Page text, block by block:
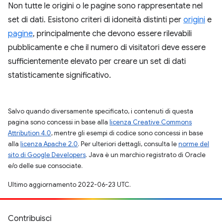
Non tutte le origini o le pagine sono rappresentate nel
set di dati. Esistono criteri di idoneità distinti per origini e
pagine, principalmente che devono essere rilevabili
pubblicamente e che il numero di visitatori deve essere
sufficientemente elevato per creare un set di dati
statisticamente significativo.
Salvo quando diversamente specificato, i contenuti di questa
pagina sono concessi in base alla licenza Creative Commons
Attribution 4.0, mentre gli esempi di codice sono concessi in base
alla licenza Apache 2.0. Per ulteriori dettagli, consulta lenorme del
sito di Google Developers. Java è un marchio registrato di Oracle
e/o delle sue consociate.
Ultimo aggiornamento 2022-06-23 UTC.
Contribuisci